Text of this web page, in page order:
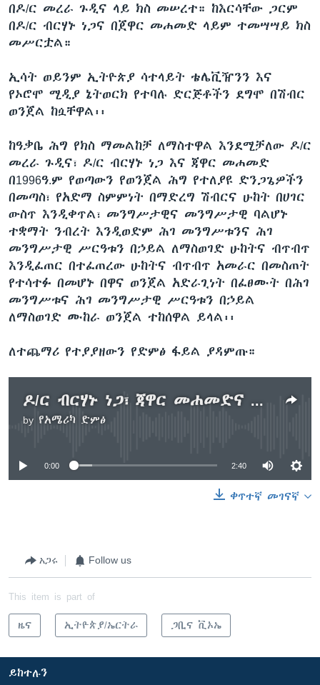
በዶ/ር መረራ ጉዲና ላይ ክስ መሠረተ። ከእርሳቸው ጋርም
በዶ/ር ብርሃኑ ነጋና በጀዋር መሐመድ ላይም ተመሣሣይ ክስ
መሥርቷል።
ኢሳት ወይንም ኢትዮጵያ ሳተላይት ቴሌቪዥንን እና
የኦሮሞ ሚዲያ ኔትወርክ የተባሉ ድርጅቶችን ደግሞ በሽብር
ወንጀል ከሷቸዋል፡፡
ከዓቃቤ ሕግ የክስ ማመልከቻ ለማስተዋል እንደሚቻለው ዶ/ር
መረራ ጉዲና፣ ዶ/ር ብርሃኑ ነጋ እና ጃዋር መሐመድ
በ1996ዓ.ም የወጣውን የወንጀል ሕግ የተለያዩ ድንጋጌዎችን
በመጣስ፣ የአድማ ስምምነት በማድረግ ሽብርና ሁከት በሀገር
ውስጥ እንዲቀጥል፣ መንግሥታዊና መንግሥታዊ ባልሆኑ
ተቋማት ንብረት እንዲወድም ሕገ መንግሥቱንና ሕገ
መንግሥታዊ ሥርዓቱን በኃይል ለማስወገድ ሁከትና ብጥብጥ
እንዲፈጠር በተፈጠረው ሁከትና ብጥብጥ አመራር በመስጠት
የተሳተፉ በመሆኑ በዋና ወንጀል አድራጊነት በፈፀሙት በሕገ
መንግሥቱና ሕገ መንግሥታዊ ሥርዓቱን በኃይል
ለማስወገድ ሙከራ ወንጀል ተከሰዋል ይላል፡፡
ለተጨማሪ የተያያዘውን የድምፅ ፋይል ያዳምጡ።
ዶ/ር ብርሃኑ ነጋ፣ ጃዋር መሐመድና ሌሎች ተከሰሱ
by የአሜሪካ ድምፅ
No media source currently available
0:00 2:40
ቀጥተኛ መገናኛ
አጋሩ Follow us
This item is part of
ዜና ኢትዮጵያ/ኤርትራ ጋቢና ቪኦኤ
ይከተሉን